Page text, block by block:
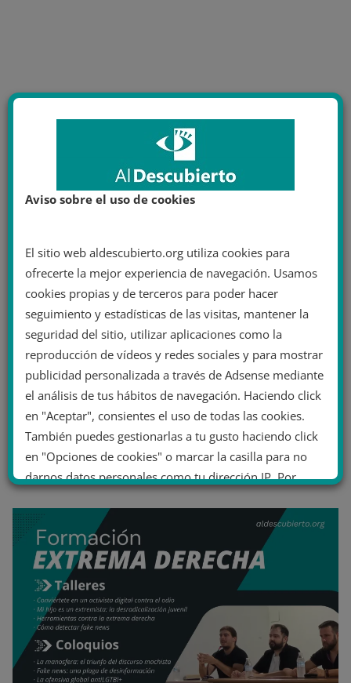
Aviso sobre el uso de cookies
El sitio web aldescubierto.org utiliza cookies para
ofrecerte la mejor experiencia de navegación. Usamos
cookies propias y de terceros para poder hacer
seguimiento y estadísticas de las visitas, mantener la
seguridad del sitio, utilizar aplicaciones como la
reproducción de vídeos y redes sociales y para mostrar
publicidad personalizada a través de Adsense mediante
el análisis de tus hábitos de navegación. Haciendo click
en "Aceptar", consientes el uso de todas las cookies.
También puedes gestionarlas a tu gusto haciendo click
en "Opciones de cookies" o marcar la casilla para no
darnos datos personales como tu dirección IP. Por
No dar mi información personal
Opciones de cookies
Rechazar cookies Política de cookies